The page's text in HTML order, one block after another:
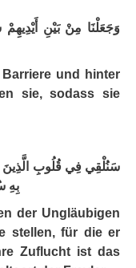
وَجَعَلْنَا مِنْ بَيْنِ
und hinter
sie, sodass sie
سَنُلْقِي فِي قُلُوبِ الَّذِينَ
بِهِ
der Ungläubigen
stellen, für die er
Zuflucht ist das